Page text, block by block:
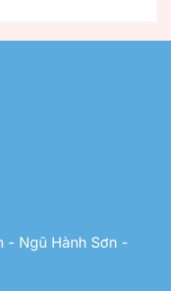
- Ngũ Hành Sơn -